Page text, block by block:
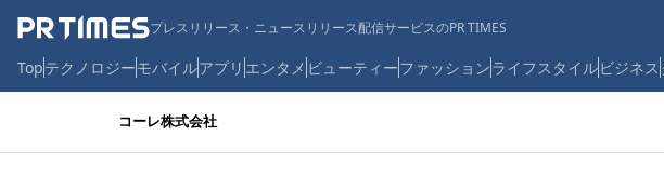
プレスリリース・ニュースリリース配信サービスのPR TIMES
Topテクノロジーモバイルアプリ エンタメ ビューティーファッションライフスタイルビジネス
コーレ株式会社